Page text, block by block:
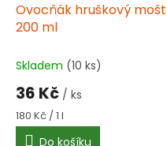
Ovocňák hruškový mošt
200 ml
Skladem (10 ks)
36 Kč / ks
Měrná
cena:
180 Kč / 1 l
Do košíku